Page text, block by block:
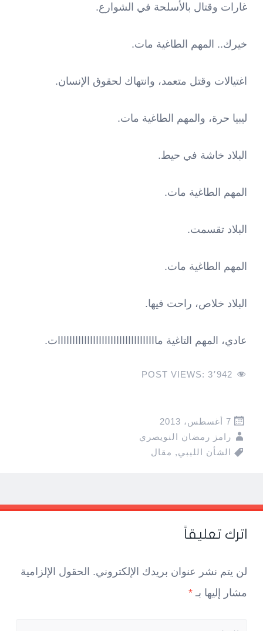
غارات وقتال بالأسلحة في الشوارع.
خيرك.. المهم الطاغية مات.
اغتيالات وقتل متعمد، وانتهاك لحقوق الإنسان.
ليبيا حرة، والمهم الطاغية مات.
البلاد خاشة في حيط.
المهم الطاغية مات.
البلاد تقسمت.
المهم الطاغية مات.
البلاد خلاص، راحت فيها.
عادي، المهم التاغية ماااااااااااااااااااااااااااااااااات.
POST VIEWS: 3٬942
7 أغسطس، 2013
رامز رمضان النويصري
الشأن الليبي, مقال
Post
navigation
←
→
اترك تعليقاً
لن يتم نشر عنوان بريدك الإلكتروني. الحقول الإلزامية
مشار إليها بـ *